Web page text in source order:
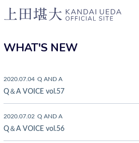
WHAT'S NEW
2020.07.04 Q AND A
Q＆A VOICE vol.57
2020.07.02 Q AND A
Q＆A VOICE vol.56